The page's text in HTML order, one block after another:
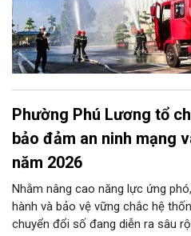
Phường Phú Lương tổ
bảo đảm an ninh mạng
năm 2026
Nhằm nâng cao năng lực ứng
hành và bảo vệ vững chắc hệ
chuyển đổi số đang diễn ra sâu